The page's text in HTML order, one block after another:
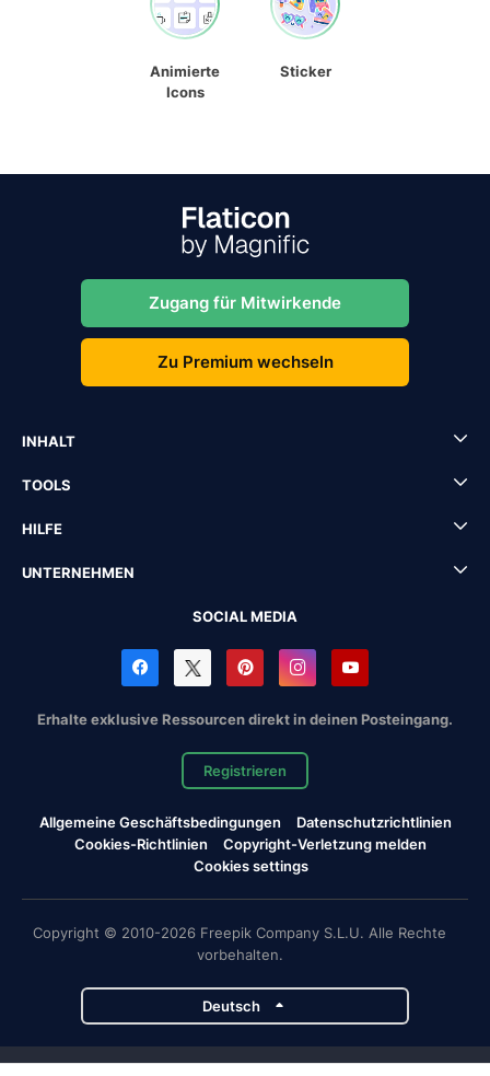
Animierte
Icons
Sticker
Zugang für Mitwirkende
Zu Premium wechseln
INHALT
TOOLS
HILFE
UNTERNEHMEN
SOCIAL MEDIA
Erhalte exklusive Ressourcen direkt in deinen Posteingang.
Registrieren
Allgemeine Geschäftsbedingungen
Datenschutzrichtlinien
Cookies-Richtlinien
Copyright-Verletzung melden
Cookies settings
Copyright © 2010-2026 Freepik Company S.L.U. Alle Rechte
vorbehalten.
Deutsch